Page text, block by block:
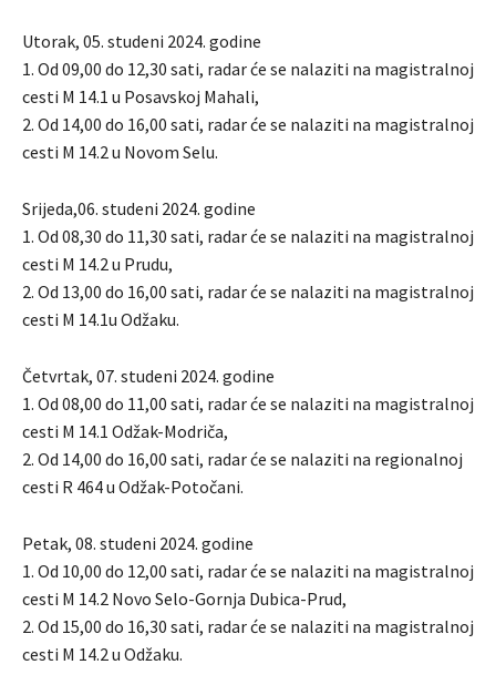
Utorak, 05. studeni 2024. godine
1. Od 09,00 do 12,30 sati, radar će se nalaziti na magistralnoj
cesti M 14.1 u Posavskoj Mahali,
2. Od 14,00 do 16,00 sati, radar će se nalaziti na magistralnoj
cesti M 14.2 u Novom Selu.
Srijeda,06. studeni 2024. godine
1. Od 08,30 do 11,30 sati, radar će se nalaziti na magistralnoj
cesti M 14.2 u Prudu,
2. Od 13,00 do 16,00 sati, radar će se nalaziti na magistralnoj
cesti M 14.1u Odžaku.
Četvrtak, 07. studeni 2024. godine
1. Od 08,00 do 11,00 sati, radar će se nalaziti na magistralnoj
cesti M 14.1 Odžak-Modriča,
2. Od 14,00 do 16,00 sati, radar će se nalaziti na regionalnoj
cesti R 464 u Odžak-Potočani.
Petak, 08. studeni 2024. godine
1. Od 10,00 do 12,00 sati, radar će se nalaziti na magistralnoj
cesti M 14.2 Novo Selo-Gornja Dubica-Prud,
2. Od 15,00 do 16,30 sati, radar će se nalaziti na magistralnoj
cesti M 14.2 u Odžaku.